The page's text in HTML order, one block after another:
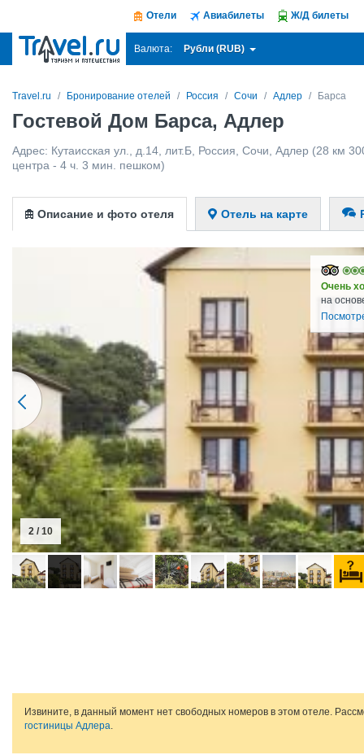
Отели Авиабилеты Ж/Д билеты
Валюта: Рубли (RUB)
Travel.ru Бронирование отелей Россия Сочи Адлер Барса
Гостевой Дом Барса, Адлер
Адрес: Кутаисская ул., д.14, лит.Б Россия Сочи Адлер (28 км
центра - 4 ч. 3 мин. пешком)
Описание и фото отеля Отель на карте
Очень
на
2 / 10
Извините, в данный момент нет свободных номеров в этом отеле.
гостиницы Адлера.